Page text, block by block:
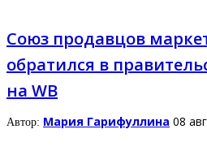
Союз продавцов
обратился в
на WB
Автор: Мария Гарифуллина 08